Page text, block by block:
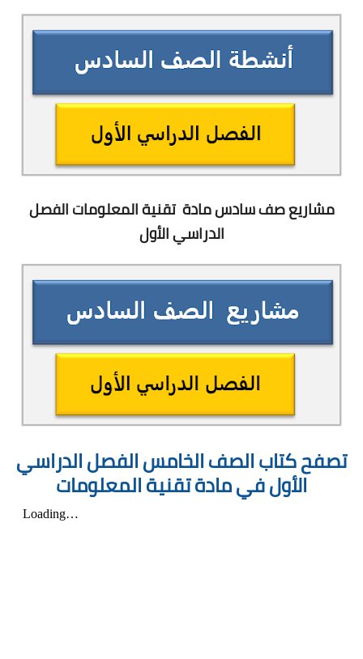
مشاريع صف سادس مادة تقنية المعلوماتالفصل
الدراسي الأول
تصفح كتاب الصف الخامس الفصل الدراسي
الأول في مادة تقنية المعلومات